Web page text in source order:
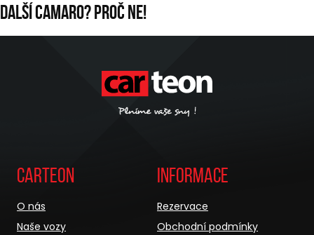
Další Camaro? Proč ne!
Carteon
O nás
Naše vozy
Informace
Rezervace
Obchodní podmínky